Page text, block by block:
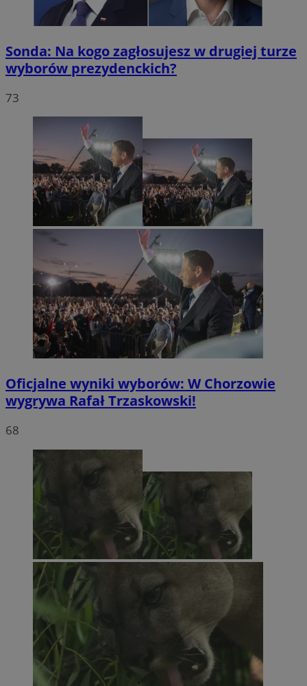
Sonda: Na kogo zagłosujesz w drugiej turze
wyborów prezydenckich?
73
Oficjalne wyniki wyborów: W Chorzowie
wygrywa Rafał Trzaskowski!
68